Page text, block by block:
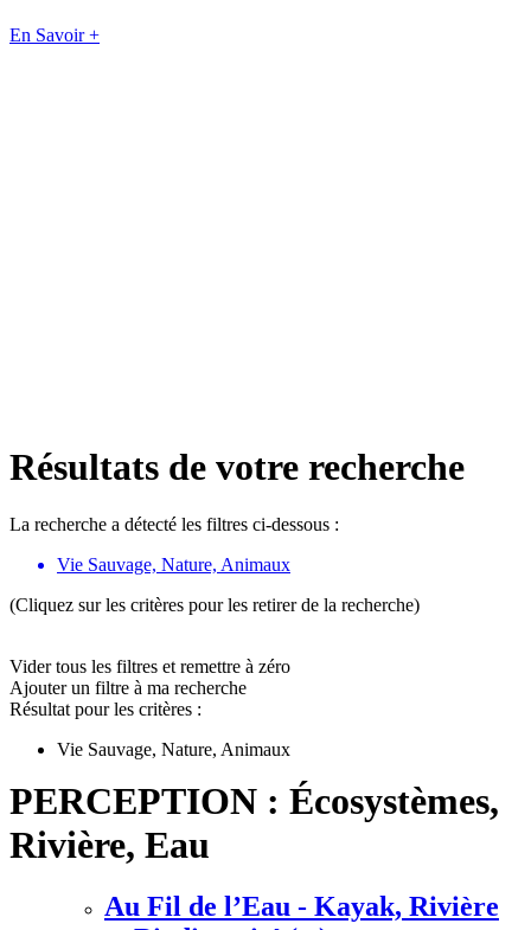
En Savoir +
Résultats de votre recherche
La recherche a détecté les filtres ci-dessous :
Vie Sauvage, Nature, Animaux
(Cliquez sur les critères pour les retirer de la recherche)
Vider tous les filtres et remettre à zéro
Ajouter un filtre à ma recherche
Résultat pour les critères :
Vie Sauvage, Nature, Animaux
PERCEPTION : Écosystèmes,
Rivière, Eau
Au Fil de l’Eau - Kayak, Rivière